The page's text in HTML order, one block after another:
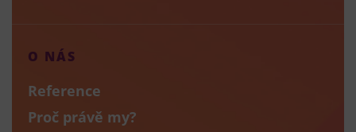
O NÁS
Reference
Proč právě my?